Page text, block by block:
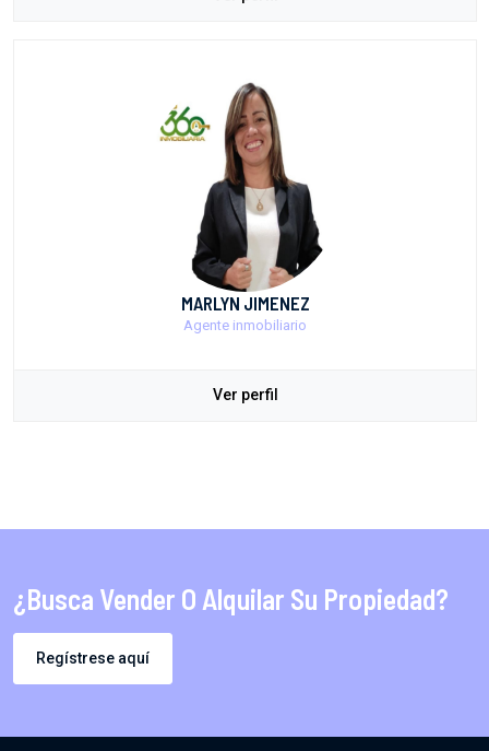
MARLYN JIMENEZ
Agente inmobiliario
Ver perfil
¿Busca Vender O Alquilar Su Propiedad?
Regístrese aquí